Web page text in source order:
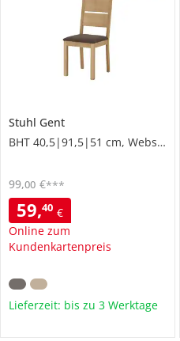
Stuhl Gent
BHT 40,5|91,5|51 cm, Webstoff fein
59,40 €
Online zum
Kundenkartenpreis
99,00 €***
Lieferzeit: bis zu 3 Werktage